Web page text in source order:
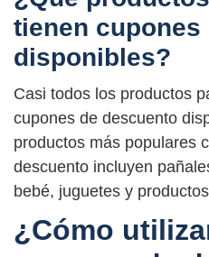
tienen cupones
disponibles?
Casi todos los productos
cupones de descuento
productos más populares
descuento incluyen
bebé, juguetes y
¿Cómo